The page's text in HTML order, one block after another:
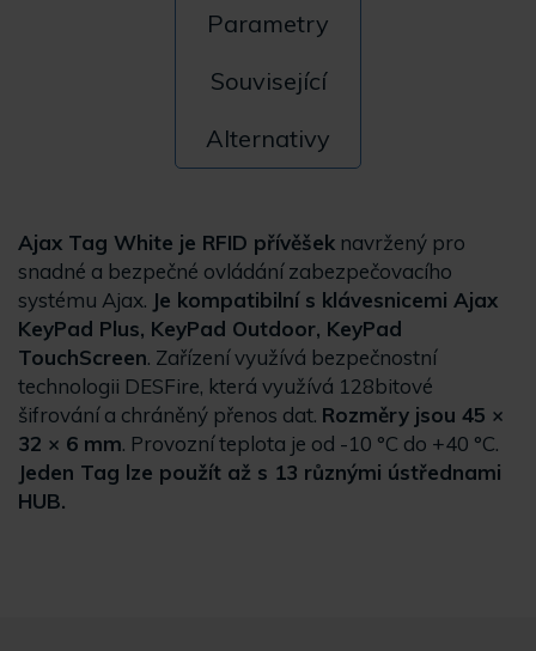
Parametry
Související
Alternativy
Ajax Tag White je RFID přívěšek navržený pro
snadné a bezpečné ovládání zabezpečovacího
systému Ajax. Je kompatibilní s klávesnicemi Ajax
KeyPad Plus, KeyPad Outdoor, KeyPad
TouchScreen. Zařízení využívá bezpečnostní
technologii DESFire, která využívá 128bitové
šifrování a chráněný přenos dat. Rozměry jsou 45 ×
32 × 6 mm. Provozní teplota je od -10 °C do +40 °C.
Jeden Tag lze použít až s 13 různými ústřednami
HUB.